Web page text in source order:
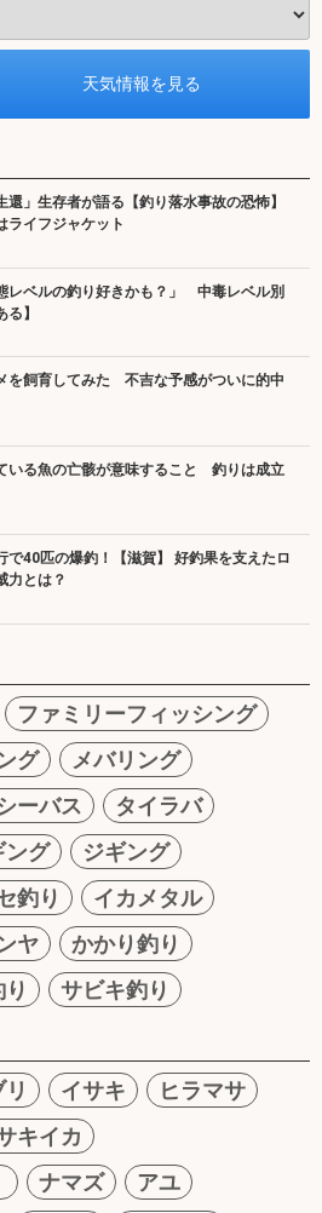
還」生存者が語る【釣り落水事故の恐怖】
ライフジャケット
レベルの釣り好きかも？」 中毒レベル別
る】
を飼育してみた 不吉な予感がついに的中
いる魚の亡骸が意味すること 釣りは成立
で40匹の爆釣！【滋賀】 好釣果を支えたロ
力とは？
ファミリーフィッシング
グ
メバリング
ーバス
タイラバ
ング
ジギング
釣り
イカメタル
ヤ
かかり釣り
サビキ釣り
イサキ
ヒラマサ
キイカ
ナマズ
アユ